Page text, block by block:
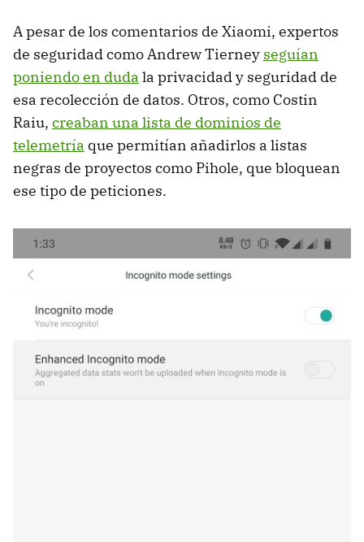
A pesar de los comentarios de Xiaomi, expertos
de seguridad como Andrew Tierney seguían
poniendo en duda la privacidad y seguridad de
esa recolección de datos. Otros, como Costin
Raiu, creaban una lista de dominios de
telemetría que permitían añadirlos a listas
negras de proyectos como Pihole, que bloquean
ese tipo de peticiones.